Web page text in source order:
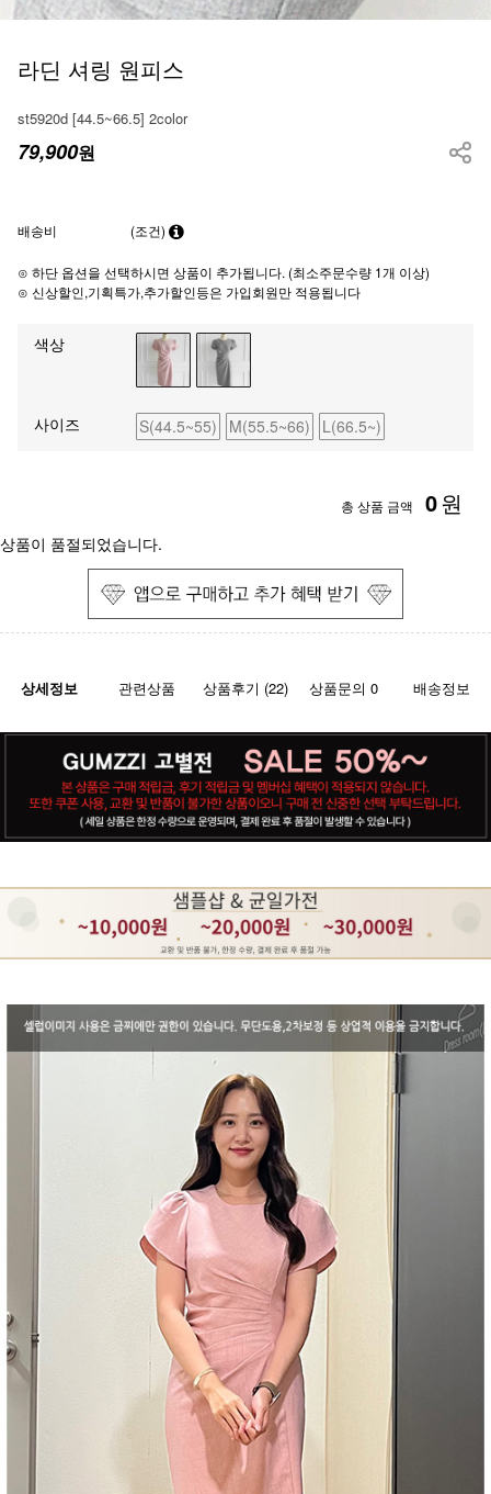
라딘 셔링 원피스
st5920d [44.5~66.5] 2color
79,900원
배송비 (조건)
⊙ 하단 옵션을 선택하시면 상품이 추가됩니다. (최소주문수량 1개 이상)
⊙ 신상할인,기획특가,추가할인등은 가입회원만 적용됩니다
색상
사이즈 S(44.5~55) M(55.5~66) L(66.5~)
총 상품 금액 0원
상품이 품절되었습니다.
상세정보 관련상품 상품후기 (22) 상품문의 0 배송정보